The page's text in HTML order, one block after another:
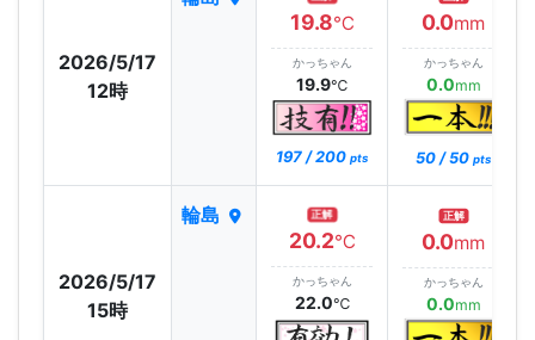
2026/5/17
12時
19.8℃
かっちゃん
19.9℃
197 / 200 pts
0.0mm
かっちゃん
0.0mm
50 / 50 pts
2026/5/17
15時
輪島 正解
20.2℃
かっちゃん
22.0℃
正解
0.0mm
かっちゃん
0.0mm